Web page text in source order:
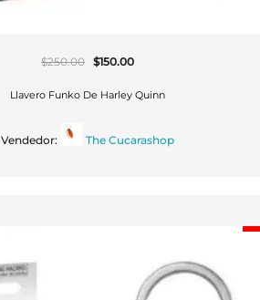
$250.00 El
Precio
Era:
$250.00.
$150.00El
Es:
$150.00.
Llavero Funko De Harley Quinn
Vendedor: The Cucarashop